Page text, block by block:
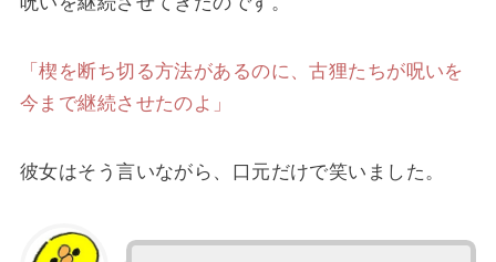
「楔を断ち切る方法があるのに、古狸たちが呪いを
今まで継続させたのよ」
彼女はそう言いながら、口元だけで笑いました。